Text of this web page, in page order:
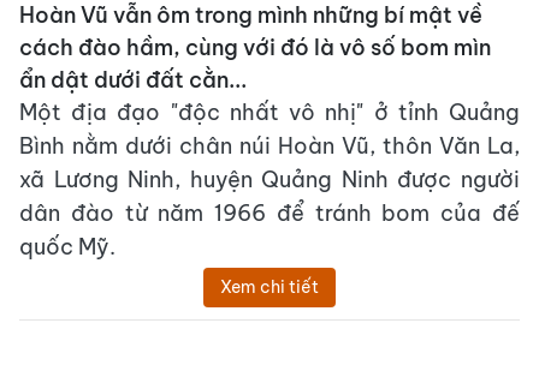
Hoàn Vũ vẫn ôm trong mình những bí mật về
cách đào hầm, cùng với đó là vô số bom mìn
ẩn dật dưới đất cằn...
Một địa đạo "độc nhất vô nhị" ở tỉnh Quảng
Bình nằm dưới chân núi Hoàn Vũ, thôn Văn La,
xã Lương Ninh, huyện Quảng Ninh được người
dân đào từ năm 1966 để tránh bom của đế
quốc Mỹ.
Xem chi tiết